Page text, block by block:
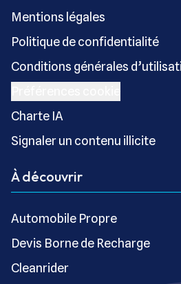
Mentions légales
Politique de confidentialité
Conditions générales
Charte IA
Signaler un contenu illicite
À découvrir
Automobile Propre
Devis Borne de Recharge
Cleanrider